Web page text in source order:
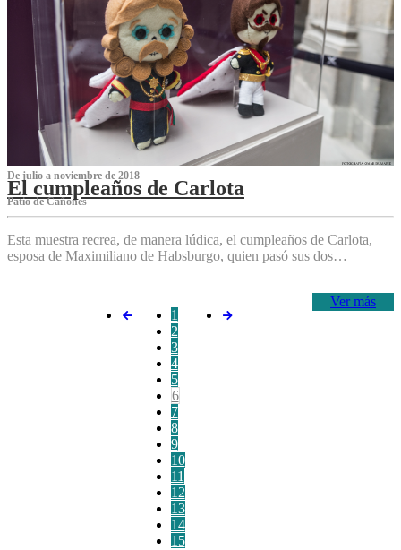
De julio a noviembre de 2018
El cumpleaños de Carlota
Patio de Cañones
Esta muestra recrea, de manera lúdica, el cumpleaños de Carlota,
esposa de Maximiliano de Habsburgo, quien pasó sus dos…
Ver más
1
2
3
4
5
6
7
8
9
10
11
12
13
14
15